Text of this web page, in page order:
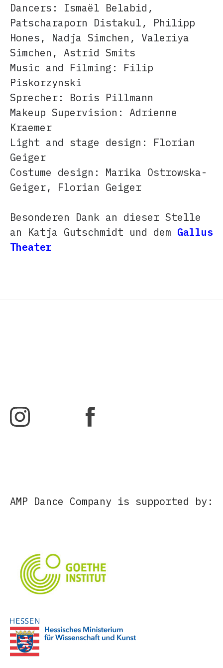
Dancers: Ismaël Belabid,
Patscharaporn Distakul, Philipp
Hones, Nadja Simchen, Valeriya
Simchen, Astrid Smits
Music and Filming: Filip
Piskorzynski
Sprecher: Boris Pillmann
Makeup Supervision: Adrienne
Kraemer
Light and stage design: Florian
Geiger
Costume design: Marika Ostrowska-
Geiger, Florian Geiger
Besonderen Dank an dieser Stelle
an Katja Gutschmidt und dem Gallus
Theater
AMP Dance Company is supported by: